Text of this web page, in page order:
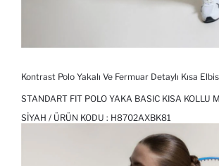
Kontrast Polo Yakalı Ve Fermuar Detaylı Kısa
STANDART FIT POLO YAKA BASIC KISA KOLLU
SIYAH / ÜRÜN KODU : H8702AXBK81